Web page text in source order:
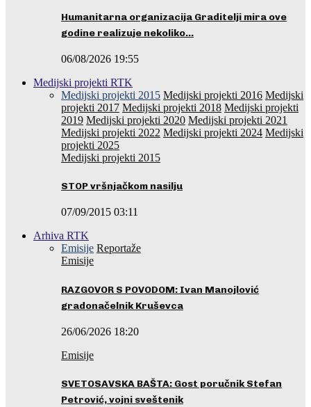
Humanitarna organizacija Graditelji mira ove
godine realizuje nekoliko…
06/08/2026 19:55
Medijski projekti RTK
Medijski projekti 2015 Medijski projekti 2016 Medijski
projekti 2017 Medijski projekti 2018 Medijski projekti
2019 Medijski projekti 2020 Medijski projekti 2021
Medijski projekti 2022 Medijski projekti 2024 Medijski
projekti 2025
Medijski projekti 2015
STOP vršnjačkom nasilju
07/09/2015 03:11
Arhiva RTK
Emisije Reportaže
Emisije
RAZGOVOR S POVODOM: Ivan Manojlović
gradonačelnik Kruševca
26/06/2026 18:20
Emisije
SVETOSAVSKA BAŠTA: Gost poručnik Stefan
Petrović, vojni sveštenik